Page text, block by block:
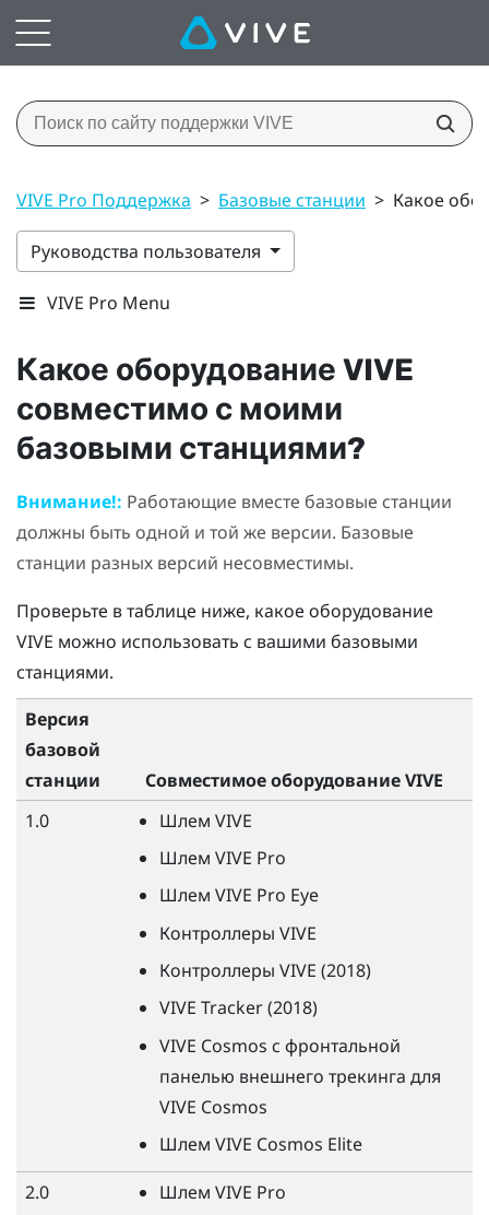
VIVE Pro Поддержка > Базовые станции > Какое
Руководства пользователя
VIVE Pro Menu
Какое оборудование VIVE
совместимо с моими
базовыми станциями?
Внимание!: Работающие вместе базовые станции
должны быть одной и той же версии. Базовые
станции разных версий несовместимы.
Проверьте в таблице ниже, какое оборудование
VIVE можно использовать с вашими базовыми
станциями.
Версия
базовой
станции
Совместимое оборудованиеVIVE
1.0
Шлем VIVE
Шлем VIVE Pro
Шлем VIVE Pro Eye
Контроллеры VIVE
Контроллеры VIVE (2018)
VIVE Tracker (2018)
VIVE Cosmos с фронтальной
панелью внешнего трекинга для
VIVE Cosmos
Шлем VIVE Cosmos Elite
2.0
Шлем VIVE Pro